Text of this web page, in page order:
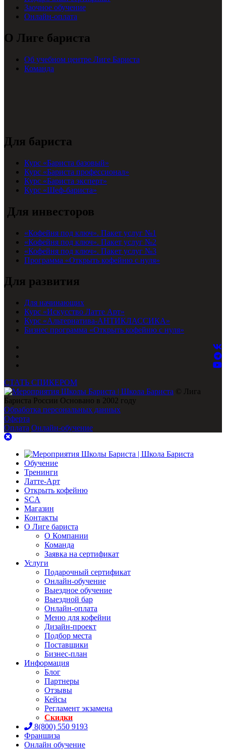
Заочное обучение
Онлайн-оплата
О Лиге бариста
Об учебном центре Лиге Бариста
Команда
Для бариста
Курс «Бариста базовый»
Курс «Бариста профессионал»
Курс «Бариста эксперт»
Курс «Шеф-бариста»
Для инвесторов
«Кофейня под ключ». Пакет услуг №1
«Кофейня под ключ». Пакет услуг №2
«Кофейня под ключ». Пакет услуг №3
Программа «Открыть кофейню с нуля»
Для развития
Для начинающих
Курс «Искусство Латте Арт»
Курс «Альтернатива-АНТИКЛАССИКА»
Бизнес программа «Открыть кофейню с нуля»
СТАТЬ СПИКЕРОМ
© Лига
Бариста России Основано в 2002 году
Обработка персональных данных
Оферта
Оплата Онлайн-обучение
Обучение
Тренинги
Латте-Арт
Открыть кофейню
SCA
Магазин
Контакты
О Лиге бариста
О Компании
Команда
Заявка на сертификат
Услуги
Подарочный сертификат
Онлайн-обучение
Выездное обучение
Выездной бар
Онлайн-оплата
Меню для кофейни
Дизайн-проект
Подбор места
Поставщики
Бизнес-план
Информация
Блог
Партнеры
Отзывы
Кейсы
Регламент экзамена
Скидки
8(800) 550 9193
Франшиза
Онлайн обучение